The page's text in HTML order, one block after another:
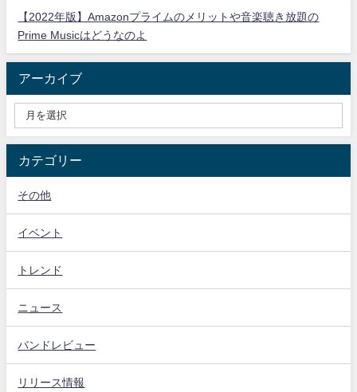
【2022年版】Amazonプライムのメリットや音楽聴き放題の
Prime Musicはどうなのよ
アーカイブ
カテゴリー
その他
イベント
トレンド
ニュース
バンドレビュー
リリース情報